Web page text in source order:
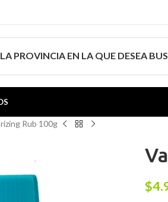
PROVINCIA EN LA QUE DESEA
Rub 100g
$